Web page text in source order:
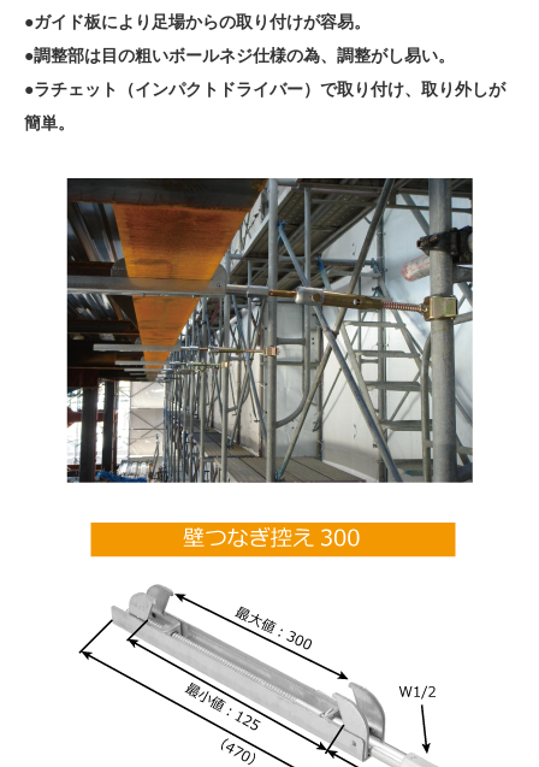
●ガイド板により足場からの取り付けが容易。
●調整部は目の粗いボールネジ仕様の為、調整がし易い。
●ラチェット（インパクトドライバー）で取り付け、取り外しが
簡単。